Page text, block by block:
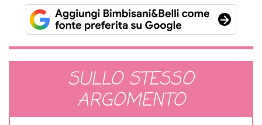
SULLO STESSO
ARGOMENTO